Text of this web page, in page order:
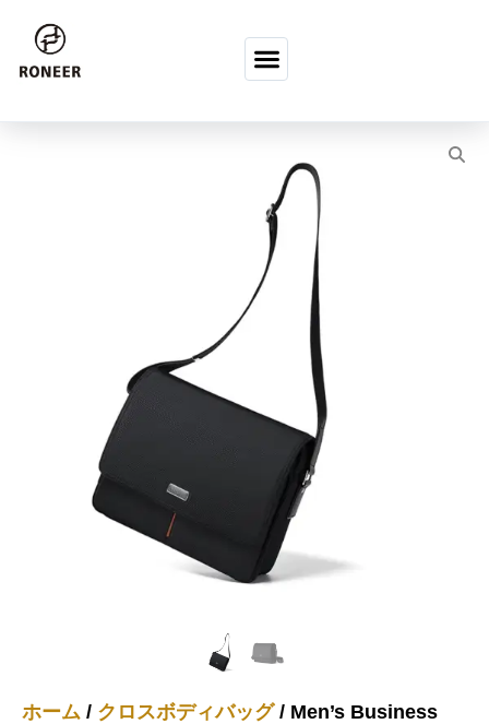
ホーム / クロスボディバッグ/ Men’s Business